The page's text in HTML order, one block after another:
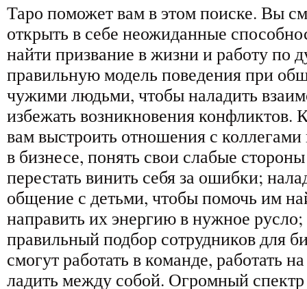
Таро поможет вам в этом поиске. Вы
открыть в себе неожиданные
найти призвание в жизни и работу по
правильную модель поведения при
чужими людьми, чтобы наладить
избежать возникновения конфликтов.
вам выстроить отношения с
в бизнесе, понять свои слабые
перестать винить себя за ошибки;
общение с детьми, чтобы помочь им
направить их энергию в нужное русло;
правильный подбор сотрудников для
смогут работать в команде, работать
ладить между собой. Огромный